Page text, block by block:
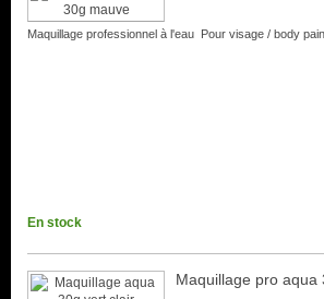
Maquillage professionnel à l'eau Pour visage / body
En stock
Maquillage pro aqua